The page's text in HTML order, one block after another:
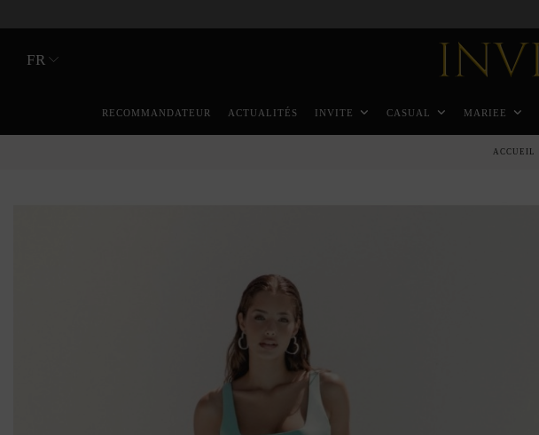
FR
RECOMMANDATEUR ACTUALITÉS INVITE CASUAL MARIEE
ACCUEIL